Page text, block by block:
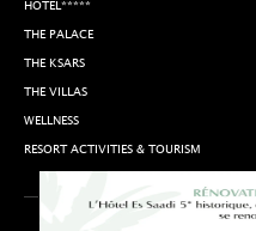
HOTEL*****
THE PALACE
THE KSARS
THE VILLAS
WELLNESS
RESORT ACTIVITIES & TOURISM